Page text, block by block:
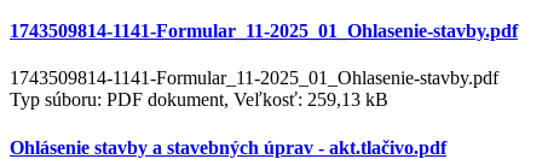
1743509814-1141-Formular_11-2025_01_Ohlasenie-stavby.pdf
1743509814-1141-Formular_11-2025_01_Ohlasenie-stavby.pdf
Typ súboru: PDF dokument, Veľkosť: 259,13 kB
Ohlásenie stavby a stavebných úprav - akt.tlačivo.pdf